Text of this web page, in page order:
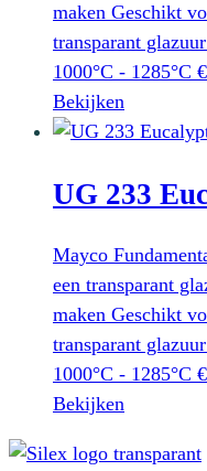
maken Geschikt
transparant
1000°C - 1285°C €
Bekijken
UG 233
Mayco
een transparant
maken Geschikt
transparant
1000°C - 1285°C €
Bekijken